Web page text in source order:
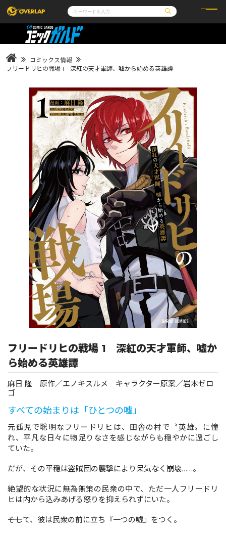
コミック
LiQulle
ラブパルフェ
ライトノベル
ロサージュノベルス
その他
ゲーム
通販・NEWS
企業
会社概要
採用情報
アクセス
オーバーラップホールディングス
お問い合わせはこちら
オーバーラップ文庫
オーバーラップノベルス
オーバーラップノベルスf
ロサージュノベルス
コミックガルド
コミックパルフェ
コミックエッセイ
閉じる
コミックス情報
フリードリヒの戦場 1 深紅の天才軍師、嘘から始める英雄譚
フリードリヒの戦場 1 深紅の天才軍師、嘘か
ら始める英雄譚
麻日 隆 原作／エノキスルメ キャラクター原案／岩本ゼロ
ゴ
すべての始まりは「ひとつの嘘」
元孤児で聡明なフリードリヒは、田舎の村で〝英雄〟に憧
れ、平凡な日々に物足りなさを感じながらも穏やかに過ごし
ていた。
だが、その平穏は盗賊団の襲撃により呆気なく崩壊……。
絶望的な状況に無為無策の民衆の中で、ただ一人フリードリ
ヒは内から込みあげる怒りを抑えられずにいた。
――そして、彼は民衆の前に立ち『一つの嘘』をつく。